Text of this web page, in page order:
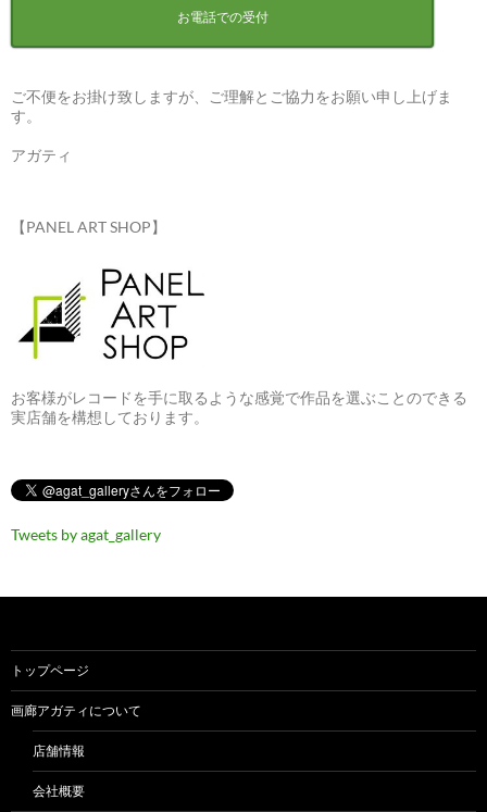
お電話での受付
ご不便をお掛け致しますが、ご理解とご協力をお願い申し上げま
す。
アガティ
【PANEL ART SHOP】
お客様がレコードを手に取るような感覚で作品を選ぶことのできる
実店舗を構想しております。
Tweets by agat_gallery
トップページ
画廊アガティについて
店舗情報
会社概要